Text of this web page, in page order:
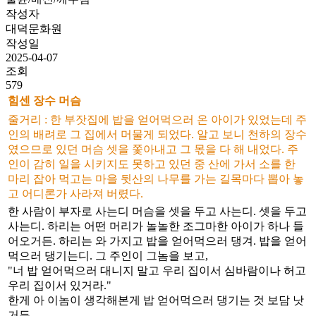
작성자
대덕문화원
작성일
2025-04-07
조회
579
힘센 장수 머슴
줄거리 : 한 부잣집에 밥을 얻어먹으러 온 아이가 있었는데 주
인의 배려로 그 집에서 머물게 되었다. 알고 보니 천하의 장수
였으므로 있던 머슴 셋을 쫓아내고 그 몫을 다 해 내었다. 주
인이 감히 일을 시키지도 못하고 있던 중 산에 가서 소를 한
마리 잡아 먹고는 마을 뒷산의 나무를 가는 길목마다 뽑아 놓
고 어디론가 사라져 버렸다.
한 사람이 부자로 사는디 머슴을 셋을 두고 사는디. 셋을 두고
사는디. 하리는 어떤 머리가 놀놀한 조그마한 아이가 하나 들
어오거든. 하리는 와 가지고 밥을 얻어먹으러 댕겨. 밥을 얻어
먹으러 댕기는디. 그 주인이 그놈을 보고,
"너 밥 얻어먹으러 대니지 말고 우리 집이서 심바람이나 허고
우리 집이서 있거라."
한게 아 이놈이 생각해본게 밥 얻어먹으러 댕기는 것 보담 낫